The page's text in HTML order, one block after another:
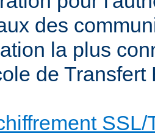
des
la plus
de
SSL/